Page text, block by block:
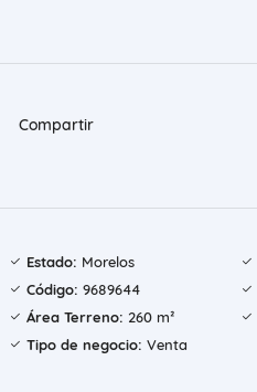
Compartir
Estado: Morelos
Código: 9689644
Área Terreno: 260 m²
Tipo de negocio: Venta